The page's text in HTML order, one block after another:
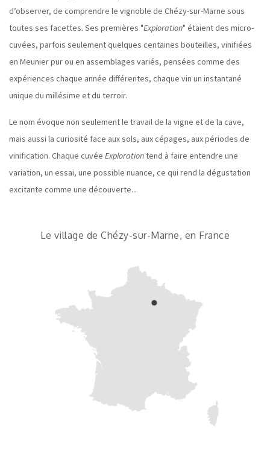
d’observer, de comprendre le vignoble de Chézy-sur-Marne sous
toutes ses facettes. Ses premières "Exploration" étaient des micro-
cuvées, parfois seulement quelques centaines bouteilles, vinifiées
en Meunier pur ou en assemblages variés, pensées comme des
expériences chaque année différentes, chaque vin un instantané
unique du millésime et du terroir.
Le nom évoque non seulement le travail de la vigne et de la cave,
mais aussi la curiosité face aux sols, aux cépages, aux périodes de
vinification. Chaque cuvée Explorationtend à faire entendre une
variation, un essai, une possible nuance, ce qui rend la dégustation
excitante comme une découverte...
Le village de Chézy-sur-Marne, en France